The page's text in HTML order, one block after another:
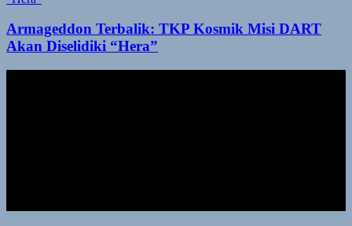
Armageddon Terbalik: TKP Kosmik Misi DART
Akan Diselidiki “Hera”